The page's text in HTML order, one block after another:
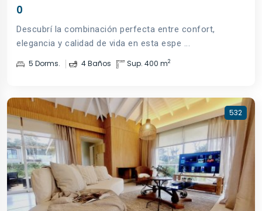
0
Descubrí la combinación perfecta entre confort,
elegancia y calidad de vida en esta espe ...
5 Dorms. 4 Baños Sup. 400 m2
532